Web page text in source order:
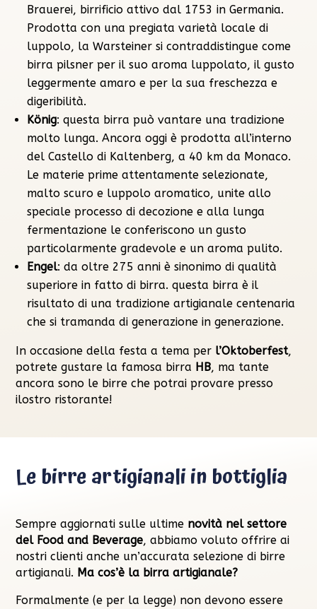
Brauerei, birrificio attivo dal 1753 in Germania.
Prodotta con una pregiata varietà locale di
luppolo, la Warsteiner si contraddistingue come
birra pilsner per il suo aroma luppolato, il gusto
leggermente amaro e per la sua freschezza e
digeribilità.
König: questa birra può vantare una tradizione
molto lunga. Ancora oggi è prodotta all’interno
del Castello di Kaltenberg, a 40 km da Monaco.
Le materie prime attentamente selezionate,
malto scuro e luppolo aromatico, unite allo
speciale processo di decozione e alla lunga
fermentazione le conferiscono un gusto
particolarmente gradevole e un aroma pulito.
Engel: da oltre 275 anni è sinonimo di qualità
superiore in fatto di birra. questa birra è il
risultato di una tradizione artigianale centenaria
che si tramanda di generazione in generazione.
In occasione della festa a tema per l’Oktoberfest,
potrete gustare la famosa birra HB, ma tante
ancora sono le birre che potrai provare presso
ilostro ristorante!
Le birre artigianali in bottiglia
Sempre aggiornati sulle ultime novità nel settore
del Food and Beverage, abbiamo voluto offrire ai
nostri clienti anche un’accurata selezione di birre
artigianali. Ma cos’è la birra artigianale?
Formalmente (e per la legge) non devono essere